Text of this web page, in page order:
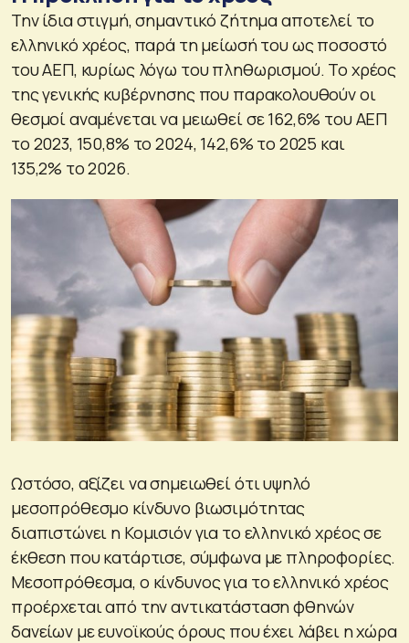
Την ίδια στιγμή, σημαντικό ζήτημα αποτελεί το
ελληνικό χρέος, παρά τη μείωσή του ως ποσοστό
του ΑΕΠ, κυρίως λόγω του πληθωρισμού. Το χρέος
της γενικής κυβέρνησης που παρακολουθούν οι
θεσμοί αναμένεται να μειωθεί σε 162,6% του ΑΕΠ
το 2023, 150,8% το 2024, 142,6% το 2025 και
135,2% το 2026.
Ωστόσο, αξίζει να σημειωθεί ότι υψηλό
μεσοπρόθεσμο κίνδυνο βιωσιμότητας
διαπιστώνει η Κομισιόν για το ελληνικό χρέος σε
έκθεση που κατάρτισε, σύμφωνα με πληροφορίες.
Μεσοπρόθεσμα, ο κίνδυνος για το ελληνικό χρέος
προέρχεται από την αντικατάσταση φθηνών
δανείων με ευνοϊκούς όρους που έχει λάβει η χώρα